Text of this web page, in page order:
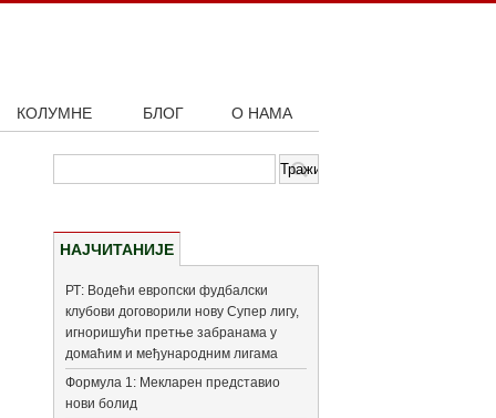
КОЛУМНЕ БЛОГ О НАМА
НАЈЧИТАНИЈЕ
РТ: Водећи европски фудбалски
клубови договорили нову Супер лигу,
игноришући претње забранама у
домаћим и међународним лигама
Формула 1: Мекларен представио
нови болид